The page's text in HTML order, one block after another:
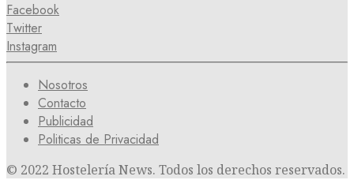
Facebook
Twitter
Instagram
Nosotros
Contacto
Publicidad
Politicas de Privacidad
© 2022 Hostelería News. Todos los derechos reservados.